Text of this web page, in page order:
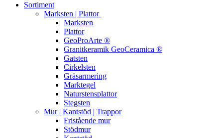
Sortiment
Marksten | Plattor
Marksten
Plattor
GeoProArte ®
Granitkeramik GeoCeramica ®
Gatsten
Cirkelsten
Gräsarmering
Marktegel
Naturstensplattor
Stegsten
Mur | Kantstöd | Trappor
Fristående mur
Stödmur